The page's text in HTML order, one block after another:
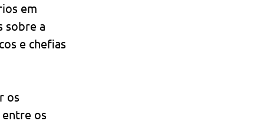
em
sobre a
e chefias
os
os